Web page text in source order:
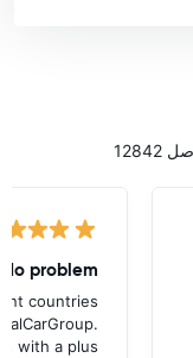
No problem
countries
with a plus